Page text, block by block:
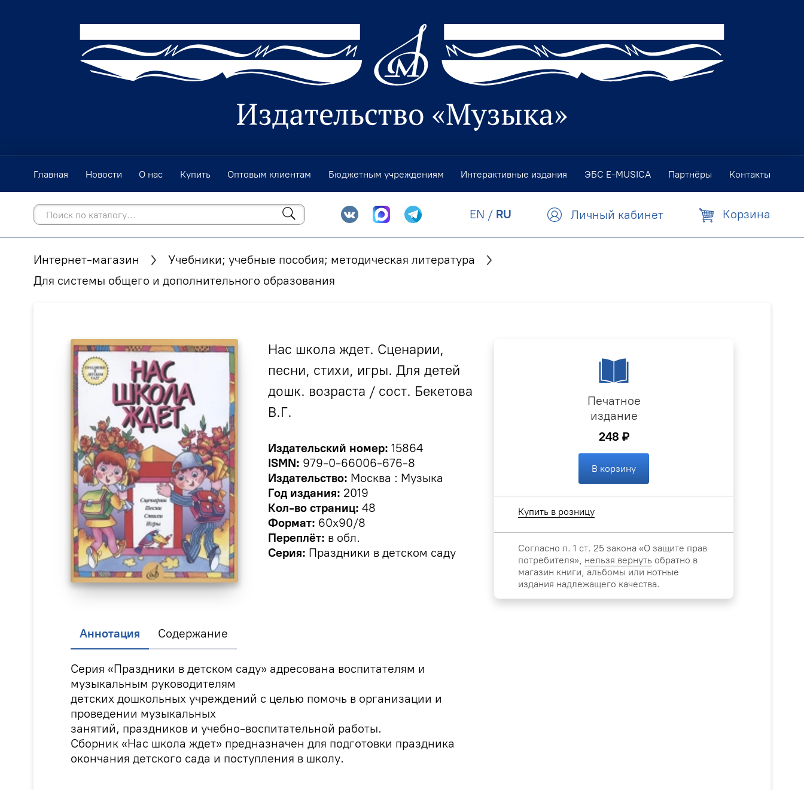
Главная Новости О нас Купить Оптовым клиентам Бюджетным учреждениям Интерактивные издания ЭБС E-MUSICA Партнёры Контакты
EN / RU Личный кабинет Корзина
Интернет-магазин
Учебники; учебные пособия; методическая литература
Для системы общего и дополнительного образования
Нас школа ждет. Сценарии,
песни, стихи, игры. Для детей
дошк. возраста / сост. Бекетова
В.Г.
Издательский номер: 15864
ISMN: 979-0-66006-676-8
Издательство: Москва : Музыка
Год издания: 2019
Кол-во страниц: 48
Формат: 60х90/8
Переплёт: в обл.
Серия: Праздники в детском саду
Печатное
издание
248 ₽
В корзину
Купить в розницу
Согласно п. 1 ст. 25 закона «О защите прав
потребителя», нельзя вернуть обратно в
магазин книги, альбомы или нотные
издания надлежащего качества.
Аннотация Содержание
Серия «Праздники в детском саду» адресована воспитателям и
музыкальным руководителям
детских дошкольных учреждений с целью помочь в организации и
проведении музыкальных
занятий, праздников и учебно-воспитательной работы.
Сборник «Нас школа ждет» предназначен для подготовки праздника
окончания детского сада и поступления в школу.